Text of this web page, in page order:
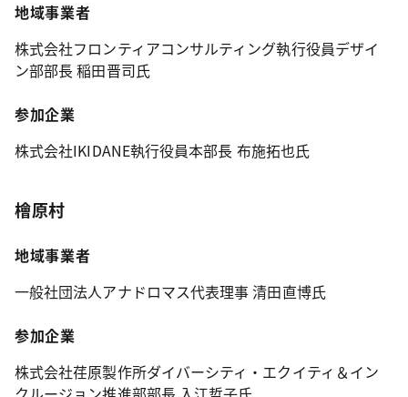
地域事業者
株式会社フロンティアコンサルティング執行役員デザイ
ン部部長 稲田晋司氏
参加企業
株式会社IKIDANE執行役員本部長 布施拓也氏
檜原村
地域事業者
一般社団法人アナドロマス代表理事 清田直博氏
参加企業
株式会社荏原製作所ダイバーシティ・エクイティ＆イン